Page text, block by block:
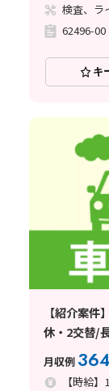
検査、ラ
62496-00
キ
【紹介案
休・2交替/
(規定有)/日
月収例
【時給